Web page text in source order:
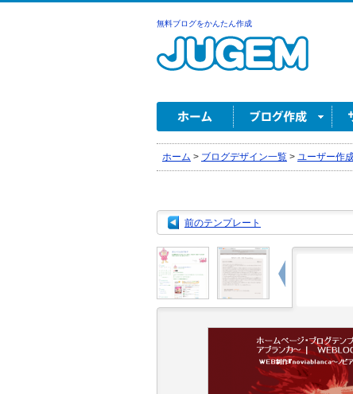
無料ブログをかんたん作成
ホーム > ブログデザイン一覧 > ユーザー作
前のテンプレート